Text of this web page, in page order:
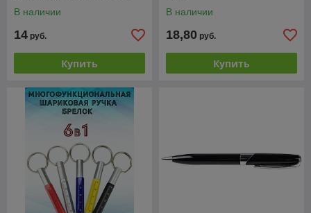
В наличии
14 руб.
Купить
В наличии
18,80 руб.
Купить